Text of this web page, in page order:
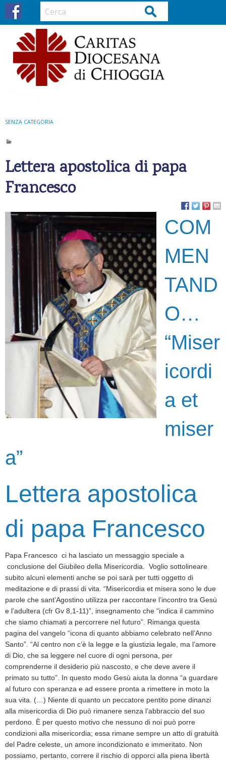
Cerca
SENZA CATEGORIA
Lettera apostolica di papa
Francesco
COM
MEN
TAND
O…
“Miser
icordi
a et
miser
a”
Lettera apostolica
di papa Francesco
Papa Francesco ci ha lasciato un messaggio speciale a
conclusione del Giubileo della Misericordia. Voglio sottolineare
subito alcuni elementi anche se poi sarà per tutti oggetto di
meditazione e di prassi di vita. “Misericordia et misera sono le due
parole che sant’Agostino utilizza per raccontare l’incontro tra Gesù
e l’adultera (cfr Gv 8,1-11)”, insegnamento che “indica il cammino
che siamo chiamati a percorrere nel futuro”. Rimanga questa
pagina del vangelo “icona di quanto abbiamo celebrato nell’Anno
Santo”. “Al centro non c’è la legge e la giustizia legale, ma l’amore
di Dio, che sa leggere nel cuore di ogni persona, per
comprenderne il desiderio più nascosto, e che deve avere il
primato su tutto”. In questo modo Gesù aiuta la donna “a guardare
al futuro con speranza e ad essere pronta a rimettere in moto la
sua vita. (…) Niente di quanto un peccatore pentito pone dinanzi
alla misericordia di Dio può rimanere senza l’abbraccio del suo
perdono. È per questo motivo che nessuno di noi può porre
condizioni alla misericordia; essa rimane sempre un atto di gratuità
del Padre celeste, un amore incondizionato e immeritato. Non
possiamo, pertanto, correre il rischio di opporci alla piena libertà